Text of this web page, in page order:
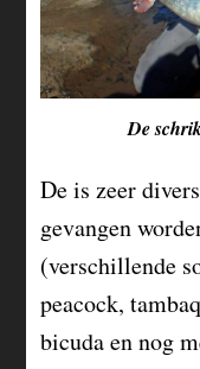
De
De is zeer
gevangen
(verschillende
peacock,
bicuda en nog